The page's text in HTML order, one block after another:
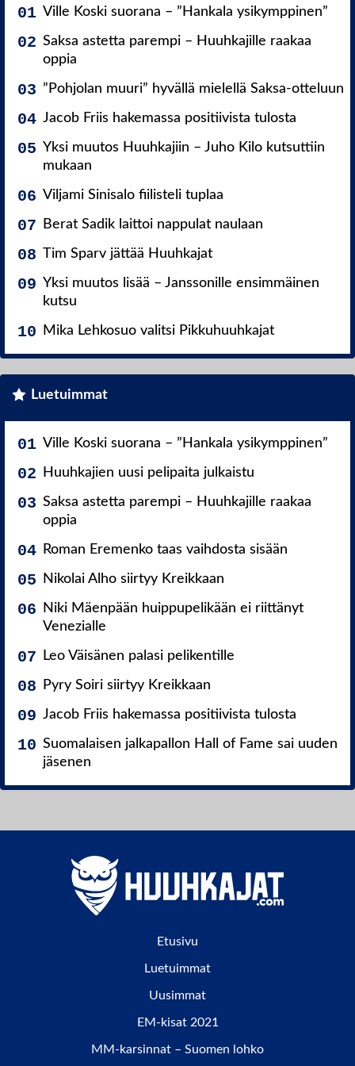
Ville Koski suorana – ”Hankala ysikymppinen”
Saksa astetta parempi – Huuhkajille raakaa
oppia
”Pohjolan muuri” hyvällä mielellä Saksa-otteluun
Jacob Friis hakemassa positiivista tulosta
Yksi muutos Huuhkajiin – Juho Kilo kutsuttiin
mukaan
Viljami Sinisalo fiilisteli tuplaa
Berat Sadik laittoi nappulat naulaan
Tim Sparv jättää Huuhkajat
Yksi muutos lisää – Janssonille ensimmäinen
kutsu
Mika Lehkosuo valitsi Pikkuhuuhkajat
Luetuimmat
Ville Koski suorana – ”Hankala ysikymppinen”
Huuhkajien uusi pelipaita julkaistu
Saksa astetta parempi – Huuhkajille raakaa
oppia
Roman Eremenko taas vaihdosta sisään
Nikolai Alho siirtyy Kreikkaan
Niki Mäenpään huippupelikään ei riittänyt
Venezialle
Leo Väisänen palasi pelikentille
Pyry Soiri siirtyy Kreikkaan
Jacob Friis hakemassa positiivista tulosta
Suomalaisen jalkapallon Hall of Fame sai uuden
jäsenen
Etusivu
Luetuimmat
Uusimmat
EM-kisat 2021
MM-karsinnat – Suomen lohko